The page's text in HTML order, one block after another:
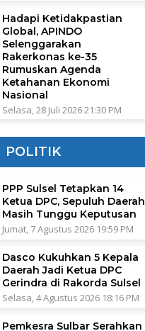
Hadapi Ketidakpastian
Global, APINDO
Selenggarakan
Rakerkonas ke-35
Rumuskan Agenda
Ketahanan Ekonomi
Nasional
Selasa, 28 Juli 2026 21:30 PM
POLITIK
PPP Sulsel Tetapkan 14
Ketua DPC, Sepuluh Daerah
Masih Tunggu Keputusan
Jumat, 7 Agustus 2026 19:59 PM
Dasco Kukuhkan 5 Kepala
Daerah Jadi Ketua DPC
Gerindra di Rakorda Sulsel
Selasa, 4 Agustus 2026 18:16 PM
Pemkesra Sulbar Serahkan